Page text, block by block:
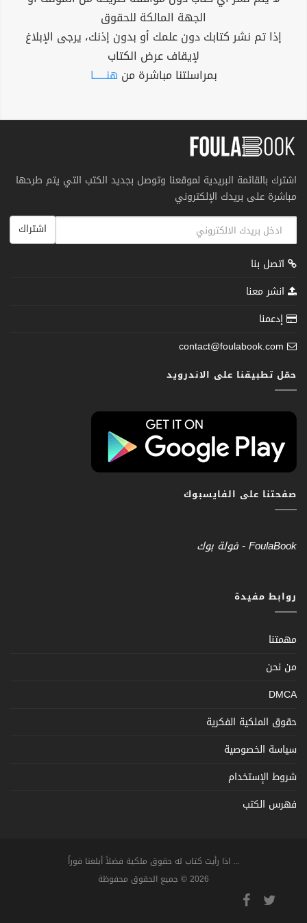
الجهة المالكة للحقوق
إذا تم نشر كتابك دون علمك أو بدون إذنك، يرجى الإبلاغ
لإيقاف عرض الكتاب
بمراسلتنا مباشرة من هنــــــا
اشترك بالقائمة البريدية لموقعنا وتوصل بجديد الكتب التي يتم طرحها
مباشرة على بريدك الإلكتروني
اشتراك
اتصل بنا
انشر معنا
إدعمنا
contact@foulabook.com
حمّل تطبيقنا على الاندرويد
صفحتنا على الفايسبوك
‎FoulaBook - فولة بوك‎
روابط مفيدة
مهمتنا
من نحن
DMCA
حقوق الملكية الفكرية
سياسة الخصوصية
شروط الإستخدام
فهرس الكتب
... اذا رأيت كتاب له حقوق ملكية فضلاً أبلغنا فوراً
2026 © جميع الحقوق محفوظة